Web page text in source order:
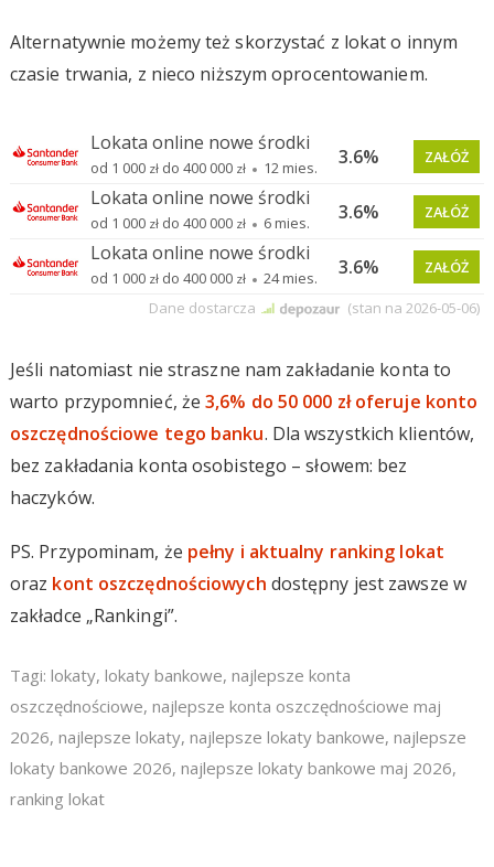
Alternatywnie możemy też skorzystać z lokat o innym
czasie trwania, z nieco niższym oprocentowaniem.
Jeśli natomiast nie straszne nam zakładanie konta to
warto przypomnieć, że3,6% do 50 000 zł oferuje konto
oszczędnościowe tego banku. Dla wszystkich klientów,
bez zakładania konta osobistego – słowem: bez
haczyków.
PS. Przypominam, że pełny i aktualny ranking lokat
oraz kont oszczędnościowych dostępny jest zawsze w
zakładce „Rankingi”.
Tagi: lokaty, lokaty bankowe, najlepsze konta
oszczędnościowe, najlepsze konta oszczędnościowe maj
2026, najlepsze lokaty, najlepsze lokaty bankowe, najlepsze
lokaty bankowe 2026, najlepsze lokaty bankowe maj 2026,
ranking lokat